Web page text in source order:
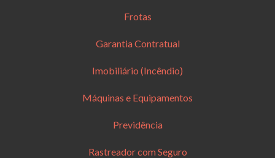
Frotas
Garantia Contratual
Imobiliário (Incêndio)
Máquinas e Equipamentos
Previdência
Rastreador com Seguro